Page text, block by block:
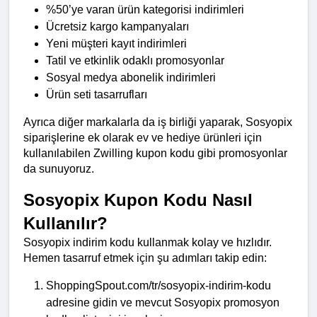
%50’ye varan ürün kategorisi indirimleri
Ücretsiz kargo kampanyaları
Yeni müşteri kayıt indirimleri
Tatil ve etkinlik odaklı promosyonlar
Sosyal medya abonelik indirimleri
Ürün seti tasarrufları
Ayrıca diğer markalarla da iş birliği yaparak, Sosyopix
siparişlerine ek olarak ev ve hediye ürünleri için
kullanılabilen Zwilling kupon kodu gibi promosyonlar
da sunuyoruz.
Sosyopix Kupon Kodu Nasıl
Kullanılır?
Sosyopix indirim kodu kullanmak kolay ve hızlıdır.
Hemen tasarruf etmek için şu adımları takip edin:
ShoppingSpout.com/tr/sosyopix-indirim-kodu
adresine gidin ve mevcut Sosyopix promosyon